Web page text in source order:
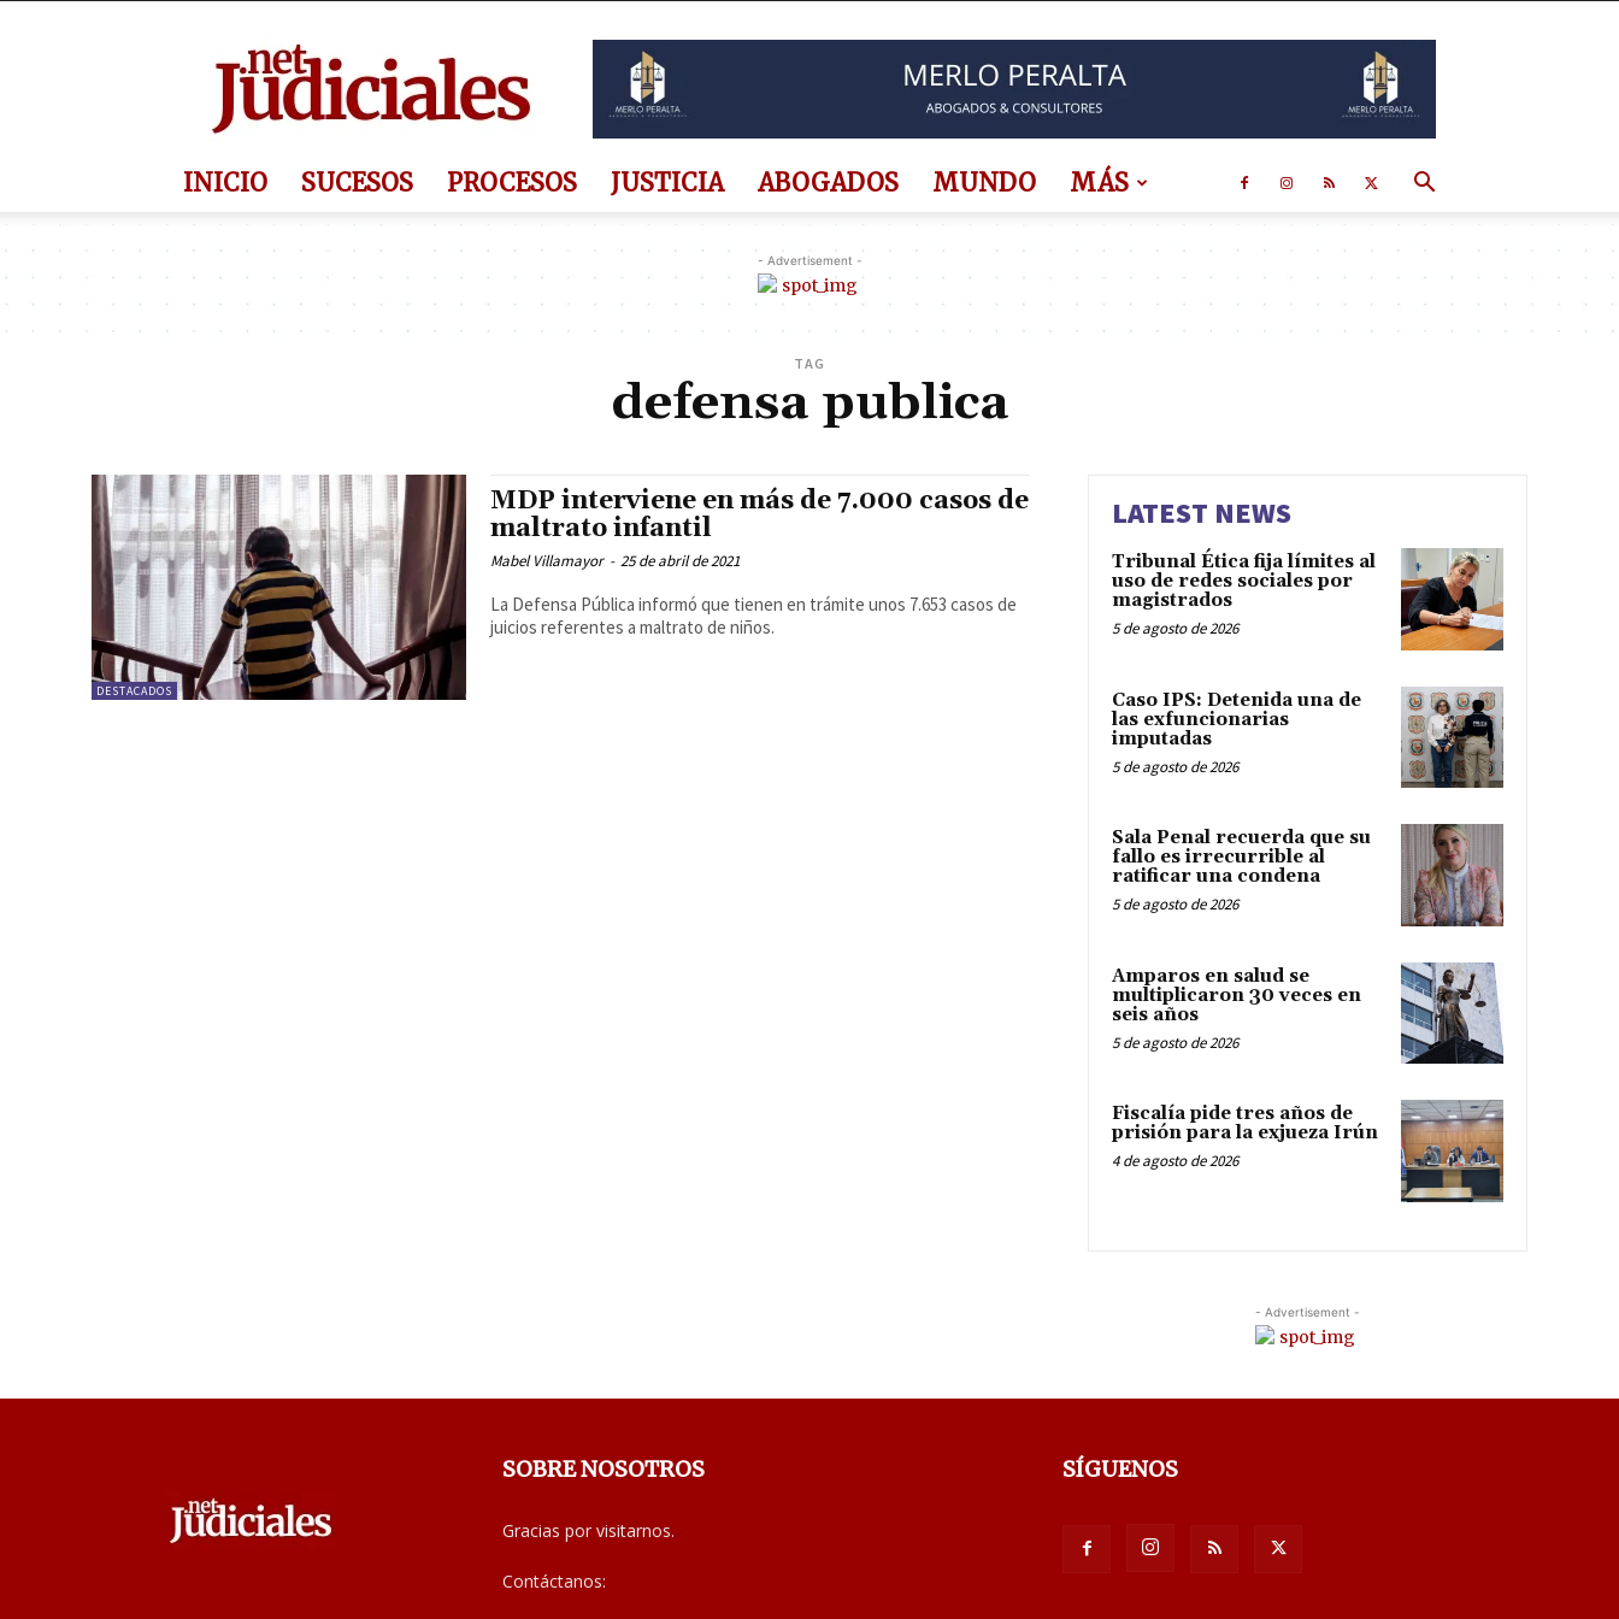
INICIO SUCESOS PROCESOS JUSTICIA ABOGADOS MUNDO MÁS
- Advertisement -
TAG
defensa publica
DESTACADOS
MDP interviene en más de 7.000 casos de
maltrato infantil
Mabel Villamayor - 25 de abril de 2021
La Defensa Pública informó que tienen en trámite unos 7.653 casos de
juicios referentes a maltrato de niños.
LATEST NEWS
Tribunal Ética fija límites al
uso de redes sociales por
magistrados
5 de agosto de 2026
Caso IPS: Detenida una de
las exfuncionarias
imputadas
5 de agosto de 2026
Sala Penal recuerda que su
fallo es irrecurrible al
ratificar una condena
5 de agosto de 2026
Amparos en salud se
multiplicaron 30 veces en
seis años
5 de agosto de 2026
Fiscalía pide tres años de
prisión para la exjueza Irún
4 de agosto de 2026
- Advertisement -
SOBRE NOSOTROS
Gracias por visitarnos.
Contáctanos:
SÍGUENOS